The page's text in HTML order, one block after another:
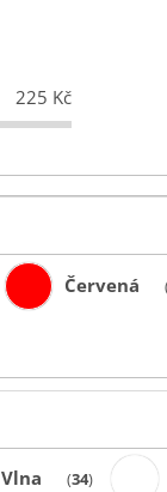
225 Kč
Červená
Vlna 34